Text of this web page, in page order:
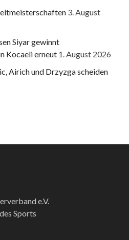
3. August
Siyar gewinnt
Kocaeli erneut 1. August 2026
Airich und Drzyzga scheiden
e.V.
Sports